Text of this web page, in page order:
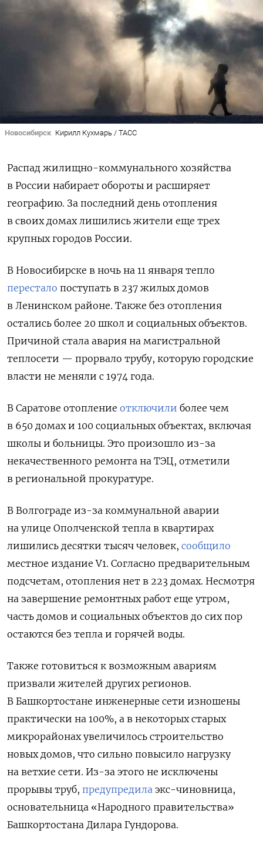
Новосибирск Кирилл Кухмарь / ТАСС
Распад жилищно-коммунального хозяйства
в России набирает обороты и расширяет
географию. За последний день отопления
в своих домах лишились жители еще трех
крупных городов России.
В Новосибирске в ночь на 11 января тепло
перестало поступать в 237 жилых домов
в Ленинском районе. Также без отопления
остались более 20 школ и социальных объектов.
Причиной стала авария на магистральной
теплосети — прорвало трубу, которую городские
власти не меняли с 1974 года.
В Саратове отопление отключили более чем
в 650 домах и 100 социальных объектах, включая
школы и больницы. Это произошло из-за
некачественного ремонта на ТЭЦ, отметили
в региональной прокуратуре.
В Волгограде из-за коммунальной аварии
на улице Ополченской тепла в квартирах
лишились десятки тысяч человек, сообщило
местное издание V1. Согласно предварительным
подсчетам, отопления нет в 223 домах. Несмотря
на завершение ремонтных работ еще утром,
часть домов и социальных объектов до сих пор
остаются без тепла и горячей воды.
Также готовиться к возможным авариям
призвали жителей других регионов.
В Башкортостане инженерные сети изношены
практически на 100%, а в некоторых старых
микрорайонах увеличилось строительство
новых домов, что сильно повысило нагрузку
на ветхие сети. Из-за этого не исключены
прорывы труб, предупредила экс-чиновница,
основательница «Народного правительства»
Башкортостана Дилара Гундорова.